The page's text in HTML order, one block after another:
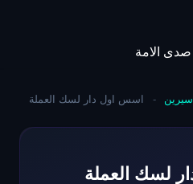
content
صدى الامة
سيرين - اسس اول دار لسك العملة
لسك العملة